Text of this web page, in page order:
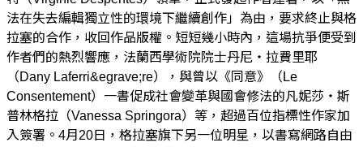
法在失去編輯獨立性的環境下繼續創作」為由，要求終止與格
拉塞的合作，收回作品版權。短短幾小時內，這場抗爭便受到
作者們的熱烈響應，法蘭西學術院院士丹尼・拉費里耶
（Dany Laferri&egrave;re），與曾以《同意》（Le
Consentement）一書促成社會變革與國會修法的凡妮莎・斯
普林格拉（Vanessa Springora）等，超過百位指標性作家加
入簽署。4月20日，格拉塞旗下另一位明星，以書寫網路自由